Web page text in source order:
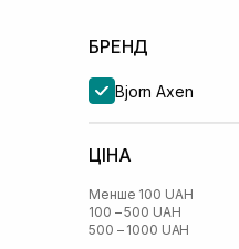
БРЕНД
Bjorn Axen
ЦІНА
Менше 100 UAH
100 – 500 UAH
500 – 1000 UAH